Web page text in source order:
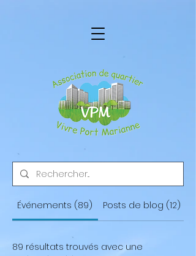
Événements (89) Posts de blog (12)
89 résultats trouvés avec une